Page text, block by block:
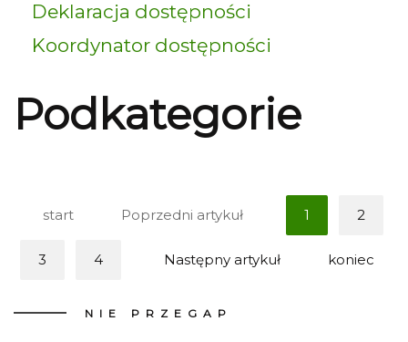
Deklaracja dostępności
Koordynator dostępności
Podkategorie
start Poprzedni artykuł 1 2
3 4 Następny artykuł koniec
NIE PRZEGAP